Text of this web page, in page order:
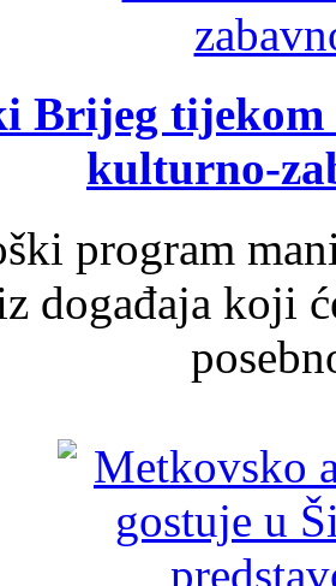
Brijeg tijekom
kulturno-
program
događaja koji